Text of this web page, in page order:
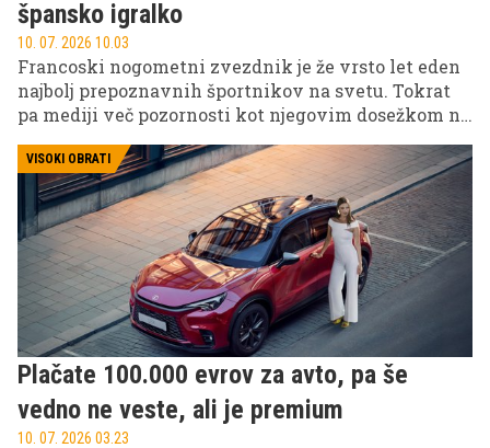
špansko igralko
10. 07. 2026 10.03
Francoski nogometni zvezdnik je že vrsto let eden
najbolj prepoznavnih športnikov na svetu. Tokrat
pa mediji več pozornosti kot njegovim dosežkom na
zasebnemu življenju.
VISOKI OBRATI
Plačate 100.000 evrov za avto, pa še
vedno ne veste, ali je premium
10. 07. 2026 03.23